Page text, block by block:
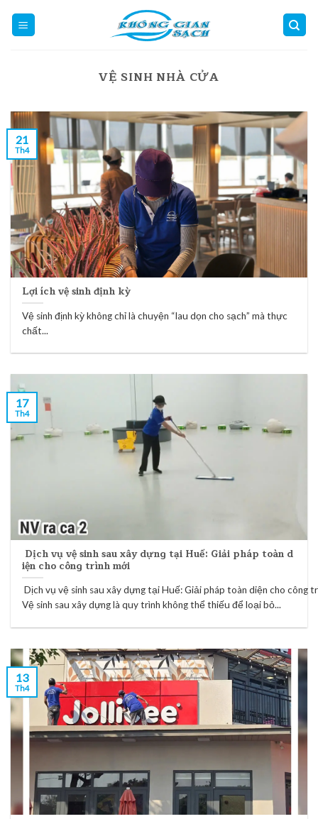
VỆ SINH NHÀ CỬA
Lợi ích vệ sinh định kỳ
Vệ sinh định kỳ không chỉ là chuyện “lau dọn cho sạch” mà thực
chất...
21
Th4
Dịch vụ vệ sinh sau xây dựng tại Huế: Giải pháp toàn d
iện cho công trình mới
Dịch vụ vệ sinh sau xây dựng tại Huế: Giải pháp toàn diện cho công
Vệ sinh sau xây dựng là quy trình không thể thiếu để loại bỏ...
17
Th4
13
Th4